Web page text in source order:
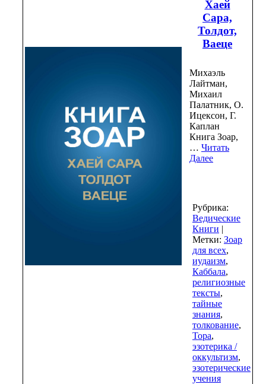
Хаей
Сара,
Толдот,
Ваеце
Михаэль
Лайтман,
Михаил
Палатник, О.
Ицексон, Г.
Каплан
Книга Зоар,
… Читать
Далее
Рубрика:
Ведические
Книги |
Метки: Зоар
для всех,
иудаизм,
Каббала,
религиозные
тексты,
тайные
знания,
толкование,
Тора,
эзотерика /
оккультизм,
эзотерические
учения